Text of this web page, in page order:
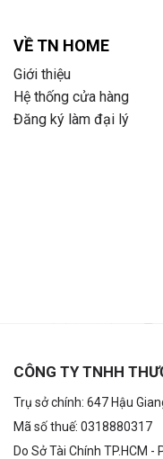
VỀ TN HOME
Giới thiệu
Hệ thống cửa hàng
Đăng ký làm đại lý
CÔNG TY TNHH
Trụ sở chính: 647 Hậu
Mã số thuế: 0318880317
Do Sở Tài Chính TP.HCM